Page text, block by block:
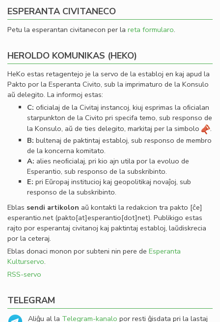
ESPERANTA CIVITANECO
Petu la esperantan civitanecon per la reta formularo.
HEROLDO KOMUNIKAS (HEKO)
HeKo estas retagentejo je la servo de la establoj en kaj apud la
Pakto por la Esperanta Civito, sub la imprimaturo de la Konsulo
aŭ delegito. La informoj estas:
C: oﬁcialaj de la Civitaj instancoj, kiuj esprimas la oﬁcialan
starpunkton de la Civito pri specifa temo, sub responso de
la Konsulo, aŭ de ties delegito, markitaj per la simbolo
.
B: bultenaj de paktintaj establoj, sub responso de membro
de la koncerna komitato.
A: alies neoﬁcialaj, pri kio ajn utila por la evoluo de
Esperantio, sub responso de la subskribinto.
E: pri Eŭropaj institucioj kaj geopolitikaj novaĵoj, sub
responso de la subskribinto.
Eblas sendi artikolon aŭ kontakti la redakcion tra pakto [ĉe]
esperantio.net(pakto[at]esperantio[dot]net). Publikigo estas
rajto por esperantaj civitanoj kaj paktintaj establoj, laŭdiskrecia
por la ceteraj.
Eblas donaci monon por subteni nin pere de Esperanta
Kulturservo.
RSS-servo
TELEGRAM
Aliĝu al la Telegram-kanalo por resti ĝisdata pri la lastaj